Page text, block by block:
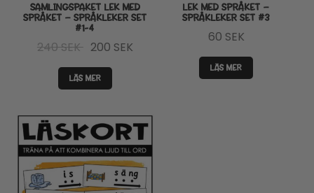
SAMLINGSPAKET LEK MED
SPRÅKET – SPRÅKLEKER SET
#1-4
240SEKDet
ursprungliga
priset
240 SEK.
200 SEKDet
200 SEK.
LÄS MER
LEK MED SPRÅKET –
SPRÅKLEKER SET #3
60 SEK
LÄS MER